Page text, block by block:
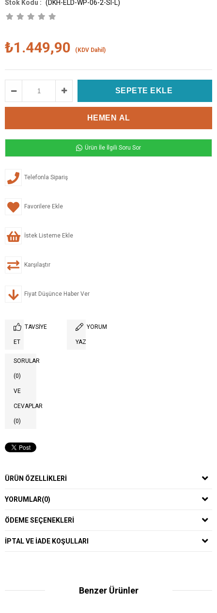
(DKH-ELD-WP-06-2-SI-L)
₺1.449,90 (KDV Dahil)
Ürün İle İlgili Soru Sor
Telefonla Sipariş
Favorilere Ekle
İstek Listeme Ekle
Karşılaştır
Fiyat Düşünce Haber Ver
TAVSIYE
ET
YORUM
YAZ
SORULAR
(0)
VE
CEVAPLAR
(0)
ÜRÜN ÖZELLIKLERI
YORUMLAR(0)
ÖDEME SEÇENEKLERI
IPTAL VE IADE KOŞULLARI
Benzer Ürünler